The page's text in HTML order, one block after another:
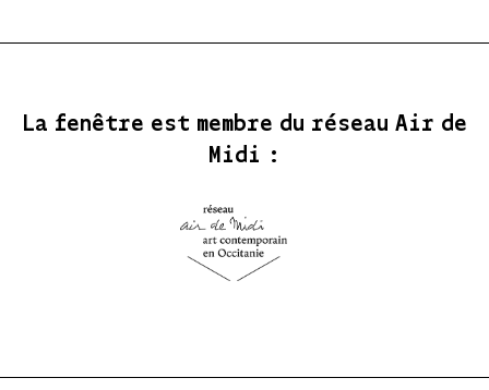
La fenêtre est membre du réseau Air de
Midi :